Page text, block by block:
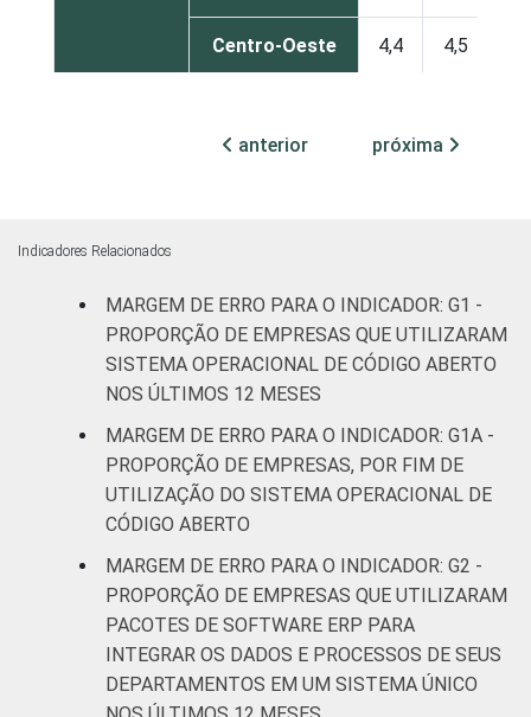
Centro-Oeste 4,4 4,5
transformação
veículos
automotores e
motocicletas
3,4 3,6
armazenagem
e correio
3,5 3,7
Alojamento e
alimentação
Atividades
imobiliárias;
Atividades
profissionais,
anterior próxima
Indicadores Relacionados
MARGEM DE ERRO PARA O INDICADOR: G1 -
PROPORÇÃO DE EMPRESAS QUE UTILIZARAM
SISTEMA OPERACIONAL DE CÓDIGO ABERTO
NOS ÚLTIMOS 12 MESES
MARGEM DE ERRO PARA O INDICADOR: G1A -
PROPORÇÃO DE EMPRESAS, POR FIM DE
UTILIZAÇÃO DO SISTEMA OPERACIONAL DE
CÓDIGO ABERTO
MARGEM DE ERRO PARA O INDICADOR: G2 -
PROPORÇÃO DE EMPRESAS QUE UTILIZARAM
PACOTES DE SOFTWARE ERP PARA
INTEGRAR OS DADOS E PROCESSOS DE SEUS
DEPARTAMENTOS EM UM SISTEMA ÚNICO